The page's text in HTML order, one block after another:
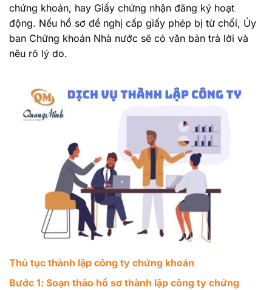
chứng khoán, hay Giấy chứng nhận đăng ký hoạt
động. Nếu hồ sơ đề nghị cấp giấy phép bị từ chối, Ủy
ban Chứng khoán Nhà nước sẽ có văn bản trả lời và
nêu rõ lý do.
Thủ tục thành lập công ty chứng khoán
Bước 1: Soạn thảo hồ sơ thành lập công ty chứng